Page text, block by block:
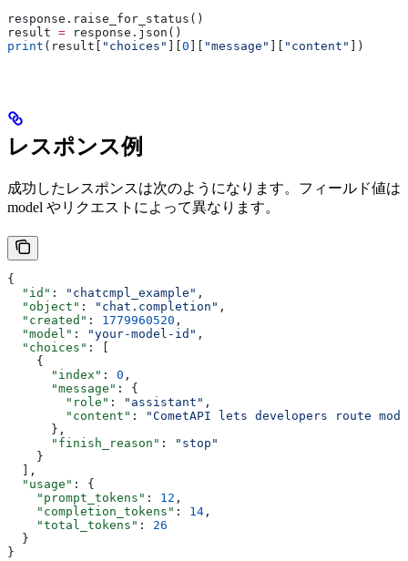
response.raise_for_status()
result = response.json()
print (result[ "choices" 0 "message" "content" ])
レスポンス例
成功したレスポンスは次のようになります。フィールド値は
model やリクエストによって異なります。
{
  "id"
: "chatcmpl_example" ,
  "object"
: "chat.completion" ,
  "created"
: 1779960520 ,
  "model"
: "your-model-id" ,
  "choices"
: [
    {
      "index"
: 0 ,
      "message"
: {
        "role"
: "assistant" ,
        "content"
:
"CometAPI lets developers route
      },
      "finish_reason"
:
"stop"
    }
  ],
  "usage"
: {
    "prompt_tokens"
: 12 ,
    "completion_tokens"
: 14 ,
    "total_tokens"
: 26
  }
}